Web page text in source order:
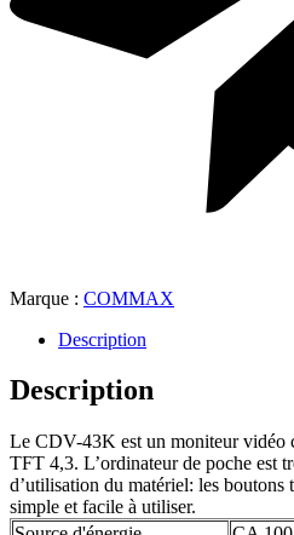
Marque : COMMAX
Description
Description
Le CDV-43K est un moniteur vidéo
TFT 4,3. L’ordinateur de poche est
d’utilisation du matériel: les boutons
simple et facile à utiliser.